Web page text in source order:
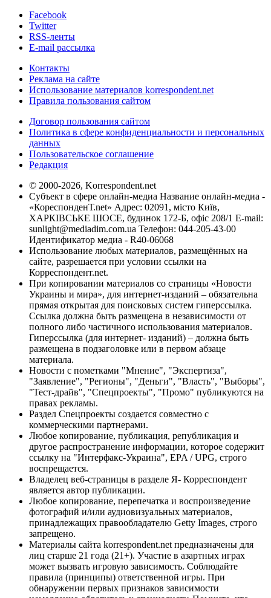
Facebook
Twitter
RSS-ленты
E-mail рассылка
Контакты
Реклама на сайте
Использование материалов korrespondent.net
Правила пользования сайтом
Договор пользования сайтом
Политика в сфере конфиденциальности и персональных
данных
Пользовательское соглашение
Редакция
© 2000-2026, Korrespondent.net
Субъект в сфере онлайн-медиа Название онлайн-медиа -
«КореспонденТ.net» Адрес: 02091, місто Київ,
ХАРКІВСЬКЕ ШОСЕ, будинок 172-Б, офіс 208/1 E-mail:
sunlight@mediadim.com.ua Телефон: 044-205-43-00
Идентификатор медиа - R40-06068
Использование любых материалов, размещённых на
сайте, разрешается при условии ссылки на
Корреспондент.net.
При копировании материалов со страницы «Новости
Украины и мира», для интернет-изданий – обязательна
прямая открытая для поисковых систем гиперссылка.
Ссылка должна быть размещена в независимости от
полного либо частичного использования материалов.
Гиперссылка (для интернет- изданий) – должна быть
размещена в подзаголовке или в первом абзаце
материала.
Новости с пометками "Мнение", "Экспертиза",
"Заявление", "Регионы", "Деньги", "Власть", "Выборы",
"Тест-драйв", "Спецпроекты", "Промо" публикуются на
правах рекламы.
Раздел Спецпроекты создается совместно с
коммерческими партнерами.
Любое копирование, публикация, републикация и
другое распространение информации, которое содержит
ссылку на "Интерфакс-Украина", EPA / UPG, строго
воспрещается.
Владелец веб-страницы в разделе Я- Корреспондент
является автор публикации.
Любое копирование, перепечатка и воспроизведение
фотографий и/или аудиовизуальных материалов,
принадлежащих правообладателю Getty Images, строго
запрещено.
Материалы сайта korrespondent.net предназначены для
лиц старше 21 года (21+). Участие в азартных играх
может вызвать игровую зависимость. Соблюдайте
правила (принципы) ответственной игры. При
обнаружении первых признаков зависимости